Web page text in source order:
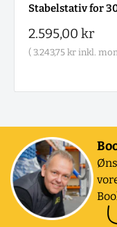
Stabelstativ for
Salgspris
2.595,00 kr
( 3.243,75 kr inkl.